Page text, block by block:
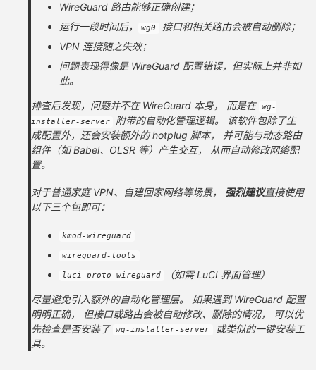
WireGuard 路由能够正确创建；
运行一段时间后，
wg0
接口和相关路由会被自动删除；
VPN 连接随之失效；
问题表现得像是 WireGuard 配置错误，但实际上并非如
此。
排查后发现，问题并不在 WireGuard 本身， 而是在 wg-
installer-server
附带的自动化管理逻辑。 该软件包除了生
成配置外，还会安装额外的 hotplug 脚本， 并可能与动态路由
组件（如 Babel、OLSR 等）产生交互， 从而自动修改网络配
置。
对于普通家庭 VPN、自建回家网络等场景， 强烈建议直接使用
以下三个包即可：
kmod-wireguard
wireguard-tools
luci-proto-wireguard （如需 LuCI 界面管理）
尽量避免引入额外的自动化管理层。 如果遇到 WireGuard 配置
明明正确， 但接口或路由会被自动修改、删除的情况， 可以优
先检查是否安装了 wg-installer-server
或类似的一键安装工
具。